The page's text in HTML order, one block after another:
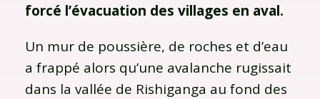
forcé l’évacuation des villages en aval.
Un mur de poussière, de roches et d’eau
a frappé alors qu’une avalanche rugissait
dans la vallée de Rishiganga au fond des